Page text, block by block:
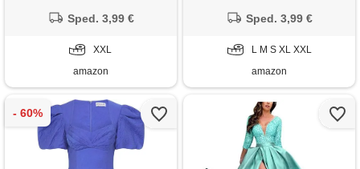
Sped. 3,99 €
XXL
amazon
a righe francesi, l
Sped. 3,99 €
L M S XL XXL
amazon